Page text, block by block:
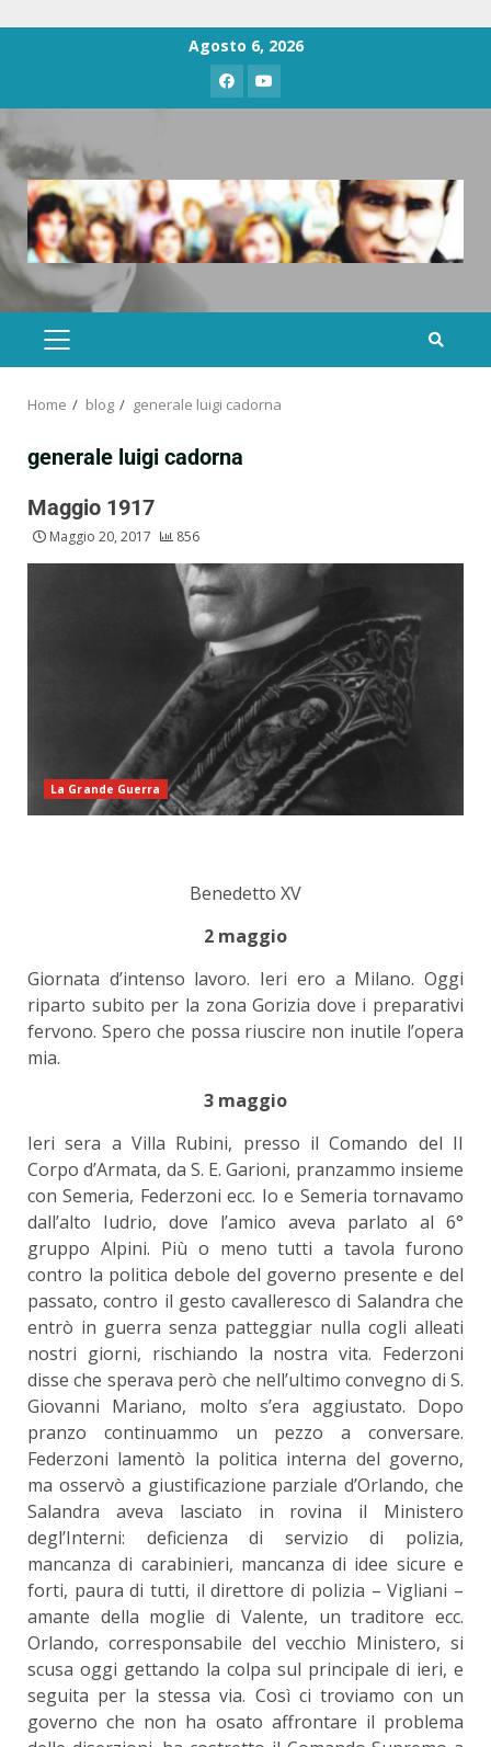
Agosto 6, 2026
Home blog generale luigi cadorna
generale luigi cadorna
Maggio 1917
Maggio 20, 2017 856
La Grande Guerra
Benedetto XV
2 maggio
Giornata d’intenso lavoro. Ieri ero a Milano. Oggi
riparto subito per la zona Gorizia dove i preparativi
fervono. Spero che possa riuscire non inutile l’opera
mia.
3 maggio
Ieri sera a Villa Rubini, presso il Comando del II
Corpo d’Armata, da S. E. Garioni, pranzammo insieme
con Semeria, Federzoni ecc. Io e Semeria tornavamo
dall’alto Iudrio, dove l’amico aveva parlato al 6°
gruppo Alpini. Più o meno tutti a tavola furono
contro la politica debole del governo presente e del
passato, contro il gesto cavalleresco di Salandra che
entrò in guerra senza patteggiar nulla cogli alleati
nostri giorni, rischiando la nostra vita. Federzoni
disse che sperava però che nell’ultimo convegno di S.
Giovanni Mariano, molto s’era aggiustato. Dopo
pranzo continuammo un pezzo a conversare.
Federzoni lamentò la politica interna del governo,
ma osservò a giustificazione parziale d’Orlando, che
Salandra aveva lasciato in rovina il Ministero
degl’Interni: deficienza di servizio di polizia,
mancanza di carabinieri, mancanza di idee sicure e
forti, paura di tutti, il direttore di polizia – Vigliani –
amante della moglie di Valente, un traditore ecc.
Orlando, corresponsabile del vecchio Ministero, si
scusa oggi gettando la colpa sul principale di ieri, e
seguita per la stessa via. Così ci troviamo con un
governo che non ha osato affrontare il problema